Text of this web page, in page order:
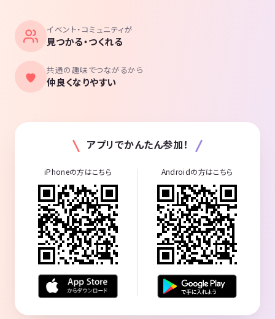
イベント・コミュニティが
見つかる・つくれる
共通の趣味でつながるから
仲良くなりやすい
アプリでかんたん参加！
iPhoneの方はこちら Androidの方はこちら